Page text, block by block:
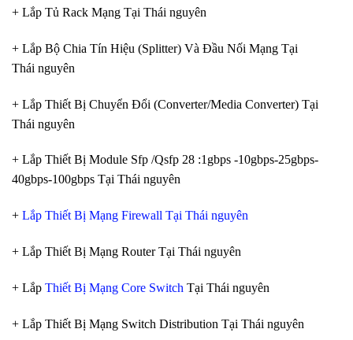
+ Lắp Tủ Rack Mạng Tại Thái nguyên
+ Lắp Bộ Chia Tín Hiệu (Splitter) Và Đầu Nối Mạng Tại
Thái nguyên
+ Lắp Thiết Bị Chuyển Đổi (Converter/Media Converter) Tại
Thái nguyên
+ Lắp Thiết Bị Module Sfp /Qsfp 28 :1gbps -10gbps-25gbps-
40gbps-100gbps Tại Thái nguyên
+ Lắp Thiết Bị Mạng Firewall Tại Thái nguyên
+ Lắp Thiết Bị Mạng Router Tại Thái nguyên
+ Lắp Thiết Bị Mạng Core Switch Tại Thái nguyên
+ Lắp Thiết Bị Mạng Switch Distribution Tại Thái nguyên